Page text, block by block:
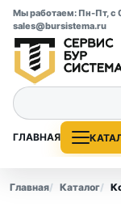
Мы работаем: Пн-Пт, с
sales@bursistema.ru
ГЛАВНАЯ
Главная Каталог